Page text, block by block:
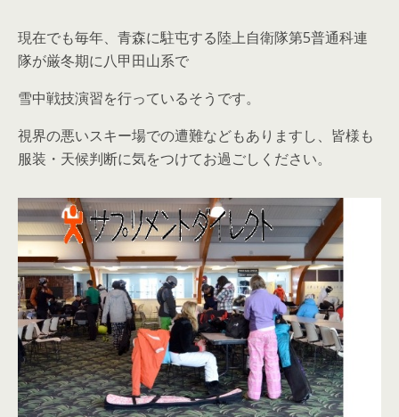
現在でも毎年、青森に駐屯する陸上自衛隊第5普通科連
隊が厳冬期に八甲田山系で
雪中戦技演習を行っているそうです。
視界の悪いスキー場での遭難などもありますし、皆様も
服装・天候判断に気をつけてお過ごしください。